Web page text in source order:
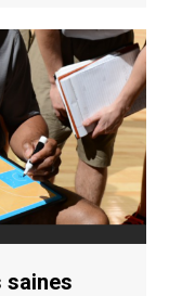
saines